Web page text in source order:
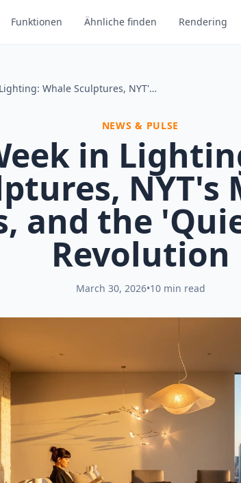
Funktionen Ähnliche finden Rendering
This Week in Lighting: Whale Sculptures, NYT's Marble Picks, and the 'Quiet' Sage Revolution
NEWS & PULSE
in
NYT's
and the
Revolution
March 30, 2026•10 min read